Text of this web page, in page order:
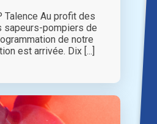
Talence Au profit des
sapeurs-pompiers de
de notre
est arrivée. Dix [...]